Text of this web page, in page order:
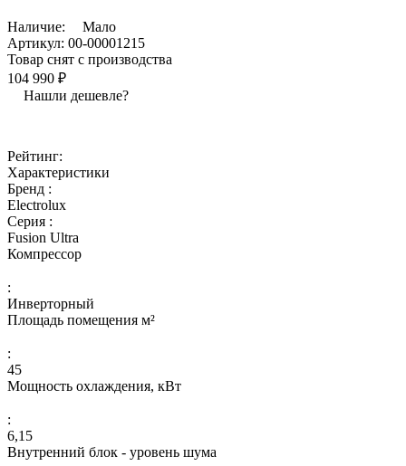
Наличие:
Мало
Артикул: 00-00001215
Товар снят с производства
104 990 ₽
Нашли дешевле?
Рейтинг:
Характеристики
Бренд :
Electrolux
Серия :
Fusion Ultra
Компрессор
:
Инверторный
Площадь помещения м²
:
45
Мощность охлаждения, кВт
:
6,15
Внутренний блок - уровень шума